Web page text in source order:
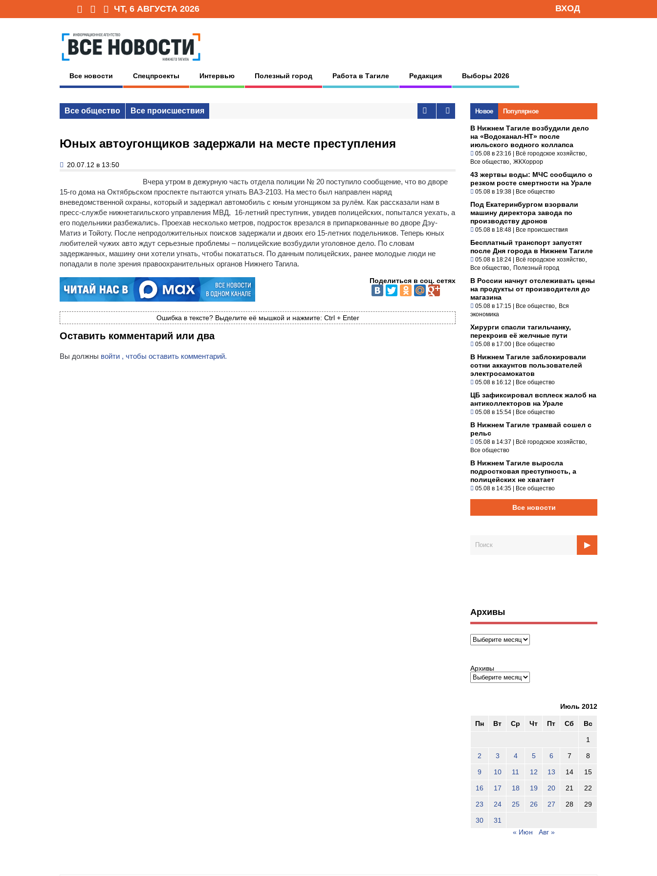
ЧТ, 6 АВГУСТА 2026 ВХОД
Все новости Спецпроекты Интервью Полезный город Работа в Тагиле Редакция Выборы 2026
Все общество Все происшествия
Юных автоугонщиков задержали на месте преступления
20.07.12 в 13:50
Вчера утром в дежурную часть отдела полиции № 20 поступило сообщение, что во дворе
15-го дома на Октябрьском проспекте пытаются угнать ВАЗ-2103. На место был направлен наряд
вневедомственной охраны, который и задержал автомобиль с юным угонщиком за рулём. Как рассказали нам в
пресс-службе нижнетагильского управления МВД, 16-летний преступник, увидев полицейских, попытался уехать, а
его подельники разбежались. Проехав несколько метров, подросток врезался в припаркованные во дворе Дэу-
Матиз и Тойоту. После непродолжительных поисков задержали и двоих его 15-летних подельников. Теперь юных
любителей чужих авто ждут серьезные проблемы – полицейские возбудили уголовное дело. По словам
задержанных, машину они хотели угнать, чтобы покататься. По данным полицейских, ранее молодые люди не
попадали в поле зрения правоохранительных органов Нижнего Тагила.
Поделиться в соц. сетях
Ошибка в тексте? Выделите её мышкой и нажмите: Ctrl + Enter
Оставить комментарий или два
Вы должны войти , чтобы оставить комментарий.
Новое Популярное
В Нижнем Тагиле возбудили дело
на «Водоканал-НТ» после
июльского водного коллапса
05.08 в 23:16 | Всё городское хозяйство
Все общество ЖКХоррор
43 жертвы воды: МЧС сообщило о
резком росте смертности на Урале
05.08 в 19:38 | Все общество
Под Екатеринбургом взорвали
машину директора завода по
производству дронов
05.08 в 18:48 | Все происшествия
Бесплатный транспорт запустят
после Дня города в Нижнем Тагиле
05.08 в 18:24 | Всё городское хозяйство
Все общество Полезный город
В России начнут отслеживать цены
на продукты от производителя до
магазина
05.08 в 17:15 | Все общество
Вся
экономика
Хирурги спасли тагильчанку,
перекроив её желчные пути
05.08 в 17:00 | Все общество
В Нижнем Тагиле заблокировали
сотни аккаунтов пользователей
электросамокатов
05.08 в 16:12 | Все общество
ЦБ зафиксировал всплеск жалоб на
антиколлекторов на Урале
05.08 в 15:54 | Все общество
В Нижнем Тагиле трамвай сошел с
рельс
05.08 в 14:37 | Всё городское хозяйство
Все общество
В Нижнем Тагиле выросла
подростковая преступность, а
полицейских не хватает
05.08 в 14:35 | Все общество
Все новости
Архивы
Архивы
Архивы
Июль 2012
Пн Вт Ср Чт Пт Сб Вс
1
2 3 4 5 6 7 8
9 10 11 12 13 14 15
16 17 18 19 20 21 22
23 24 25 26 27 28 29
30
31
« Июн
Авг »